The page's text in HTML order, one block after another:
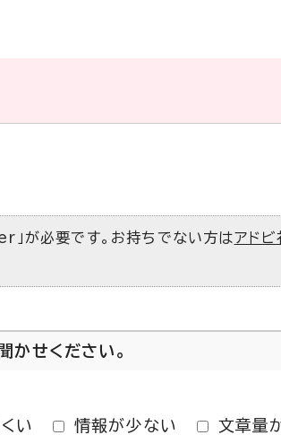
が必要です。お持ちでない方はアドビ
かせください。
い 情報が少ない 文章量